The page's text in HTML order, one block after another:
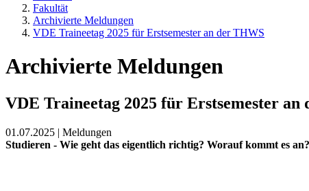
Fakultät
Archivierte Meldungen
VDE Traineetag 2025 für Erstsemester an der THWS
Archivierte Meldungen
VDE Traineetag 2025 für Erstsemester an
01.07.2025 | Meldungen
Studieren - Wie geht das eigentlich richtig? Worauf kommt es an?